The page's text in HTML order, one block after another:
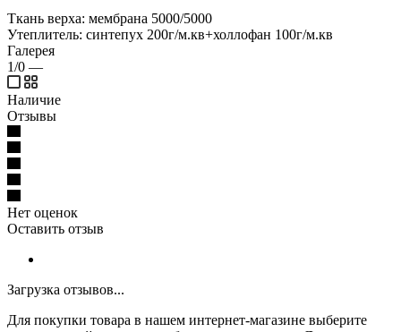
Ткань верха: мембрана 5000/5000
Утеплитель: синтепух 200г/м.кв+холлофан 100г/м.кв
Галерея
1/0 —
Наличие
Отзывы
Нет оценок
Оставить отзыв
Загрузка отзывов...
Для покупки товара в нашем интернет-магазине выберите